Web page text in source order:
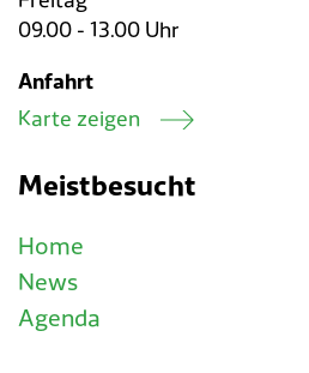
09.00 - 13.00 Uhr
Anfahrt
Karte zeigen
Meistbesucht
Home
News
Agenda